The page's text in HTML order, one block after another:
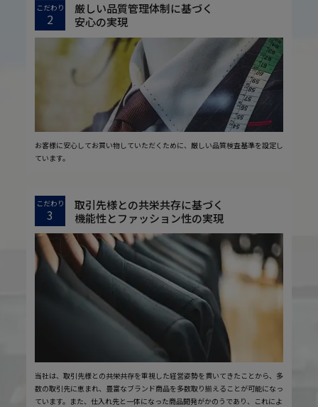
こだわり
2
厳しい品質管理体制に基づく
安心の実現
お客様に安心してお買い物していただくために、厳しい品質検査基準を設定し
ています。
こだわり
3
取引先様との共栄共存に基づく
機能性とファッション性の実現
当社は、取引先様との共栄共存を重視した経営姿勢を貫いてきたことから、多
数の取引先に恵まれ、豊富なブランド商品を多数取り揃えることが可能になっ
ています。また、仕入れ先と一体になった商品開発がかのうであり、これによ